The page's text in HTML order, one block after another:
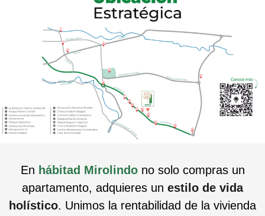
En hábitad Mirolindono solo compras un
apartamento, adquieres un estilo de vida
holístico. Unimos la rentabilidad de la vivienda